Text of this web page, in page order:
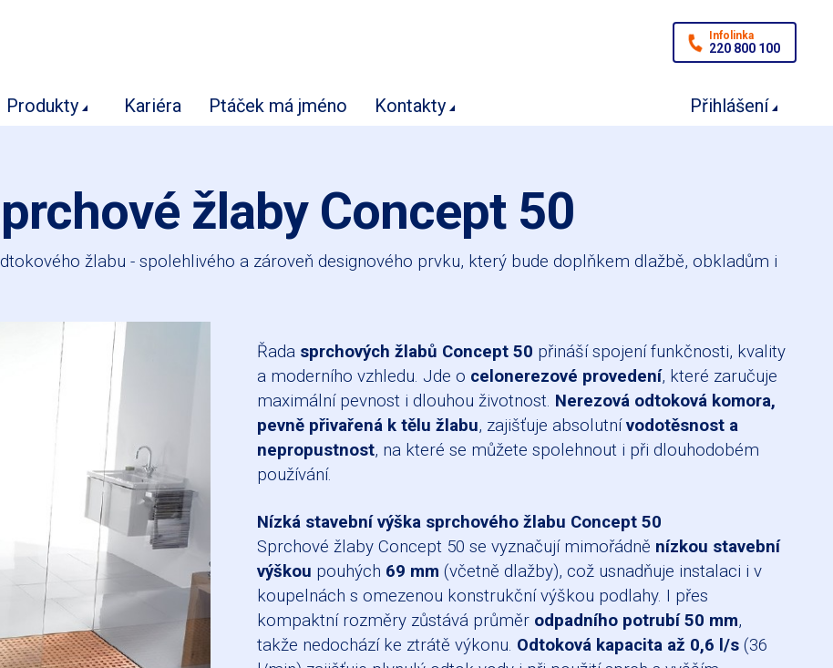
Infolinka
220 800 100
Přihlášení
Produkty Kariéra Ptáček má jméno Kontakty
žlaby Concept 50
žlabu - spolehlivého a zároveň designového prvku, který bude doplňkem dlažbě, obkladům i
Řada sprchových žlabů Concept 50 přináší spojení funkčnosti, kvality
a moderního vzhledu. Jde o celonerezové provedení, které zaručuje
maximální pevnost i dlouhou životnost. Nerezová odtoková komora,
pevně přivařená k tělu žlabu, zajišťuje absolutnívodotěsnost a
nepropustnost, na které se můžete spolehnout i při dlouhodobém
používání.
Nízká stavební výška sprchového žlabu Concept 50
Sprchové žlaby Concept 50 se vyznačují mimořádně nízkou stavební
výškou pouhých 69 mm (včetně dlažby), což usnadňuje instalaci i v
koupelnách s omezenou konstrukční výškou podlahy. I přes
kompaktní rozměry zůstává průměr odpadního potrubí 50 mm,
takže nedochází ke ztrátě výkonu. Odtoková kapacita až 0,6 l/s (36